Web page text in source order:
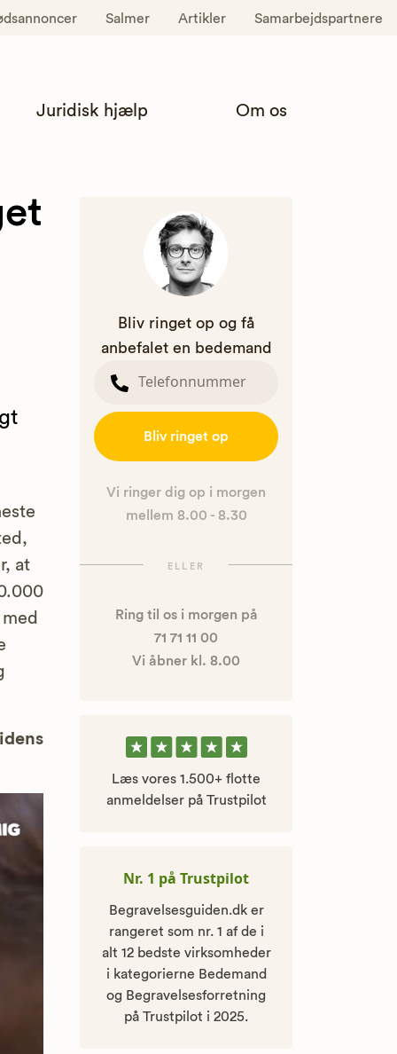
Salmer Artikler Samarbejdspartnere
Juridisk hjælp Om os
at
Bliv ringet op og få
anbefalet en bedemand
Bliv ringet op
Vi ringer dig op i morgen
mellem 8.00 - 8.30
ELLER
Ring til os i morgen på
71 71 11 00
Vi åbner kl. 8.00
Læs vores 1.500+ flotte
anmeldelser på Trustpilot
Nr. 1 på Trustpilot
Begravelsesguiden.dk er
rangeret som nr. 1 af de i
alt 12 bedste virksomheder
i kategorierne Bedemand
og Begravelsesforretning
på Trustpilot i 2025.